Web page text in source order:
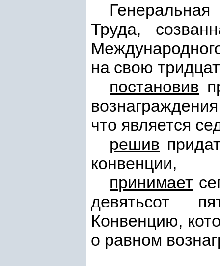
Труда,
на свою
постановив
что является
решив
конвенции,
принимает
девятьсот
Конвенцию,
о равном